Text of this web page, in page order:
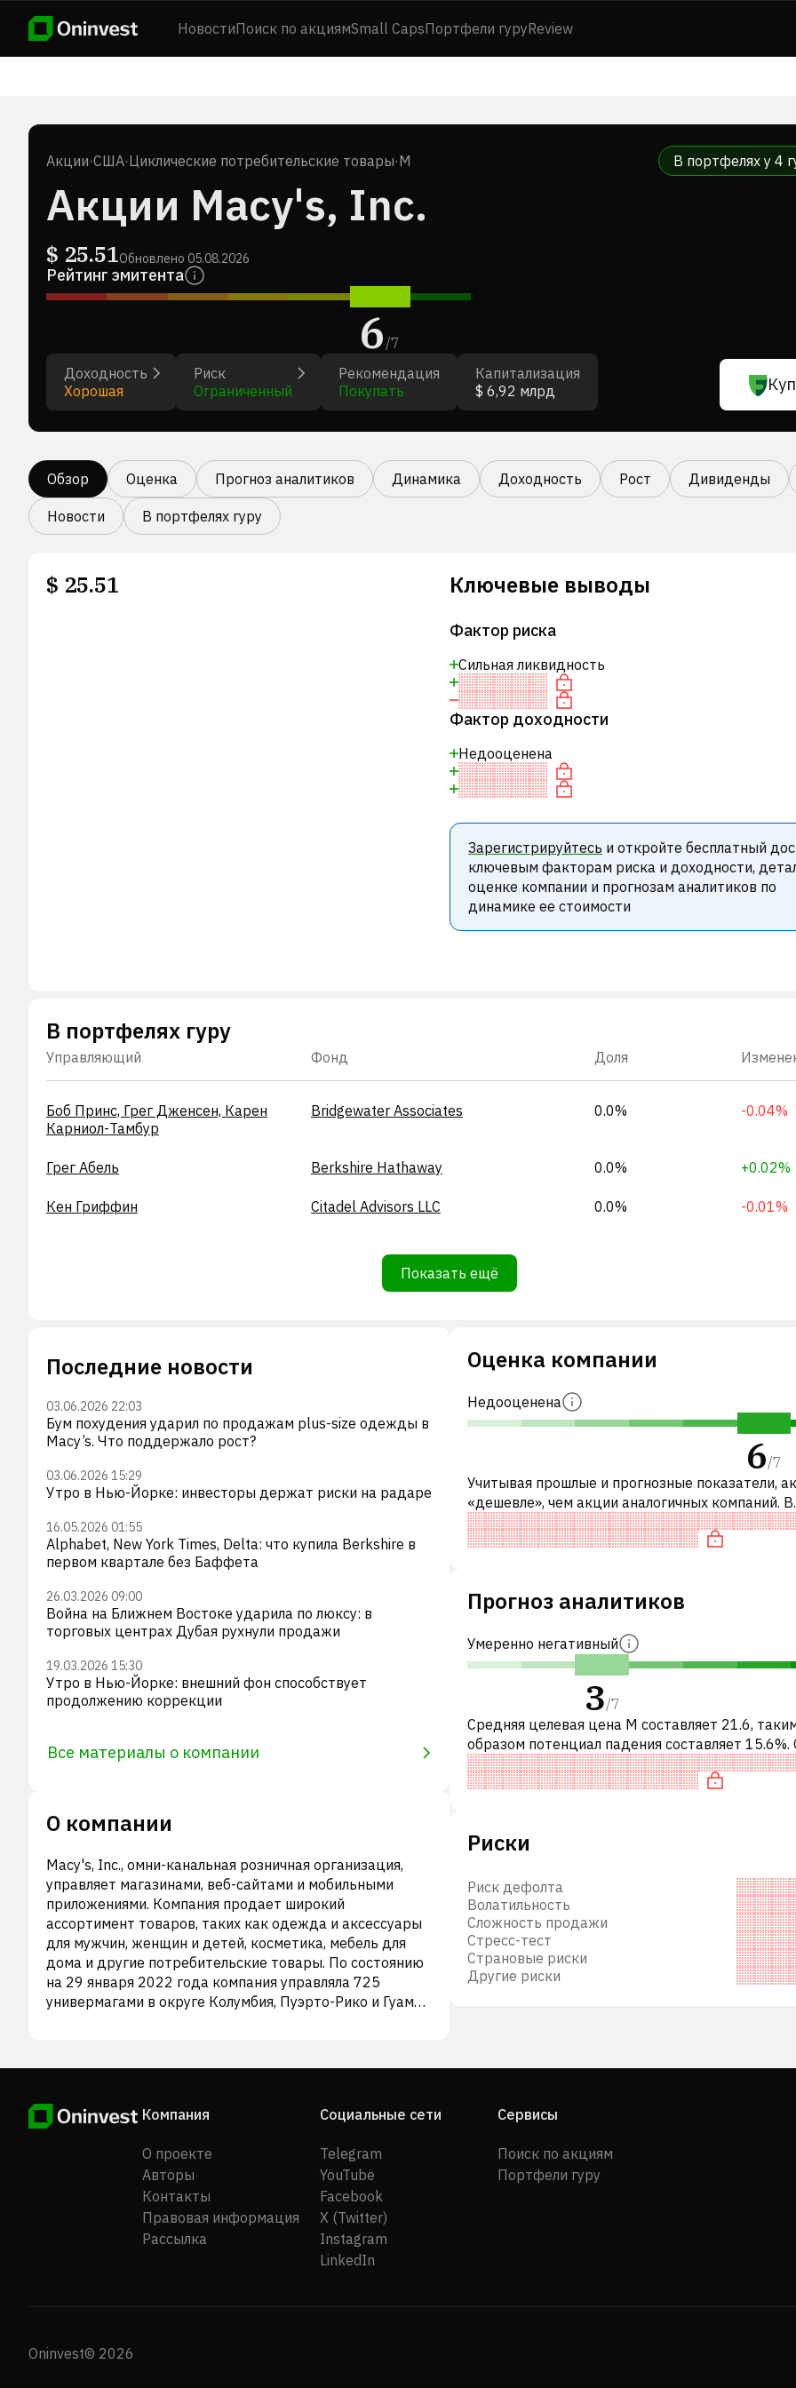
НовостиПоиск по акциямSmall CapsПортфели гуруReview
Акции·США·Циклические потребительские товары·M В портфелях у 4
Акции Macy's, Inc.
$ 25.51Обновлено 05.08.2026
Рейтинг эмитента
6/7
Доходность
Хорошая
Риск
Ограниченный
Рекомендация
Покупать
Капитализация
$ 6,92 млрд
Обзор Оценка Прогноз аналитиков Динамика Доходность Рост Дивиденды
Новости В портфелях гуру
$ 25.51 Ключевые выводы
Фактор риска
Сильная ликвидность
Фактор доходности
Недооценена
Зарегистрируйтесь и откройте бесплатный
ключевым факторам риска и доходности,
оценке компании и прогнозам аналитиков по
динамике ее стоимости
В портфелях гуру
Управляющий Фонд Доля
Боб Принс, Грег Дженсен, Карен
Карниол-Тамбур
Bridgewater Associates 0.0% -0.04%
Грег Абель Berkshire Hathaway 0.0% +0.02%
Кен Гриффин Citadel Advisors LLC 0.0% -0.01%
Показать ещё
Последние новости
03.06.2026 22:03
Бум похудения ударил по продажам plus-size одежды в
Macy’s. Что поддержало рост?
03.06.2026 15:29
Утро в Нью-Йорке: инвесторы держат риски на радаре
16.05.2026 01:55
Alphabet, New York Times, Delta: что купила Berkshire в
первом квартале без Баффета
26.03.2026 09:00
Война на Ближнем Востоке ударила по люксу: в
торговых центрах Дубая рухнули продажи
19.03.2026 15:30
Утро в Нью-Йорке: внешний фон способствует
продолжению коррекции
Все материалы о компании
О компании
Macy's, Inc., омни-канальная розничная организация,
управляет магазинами, веб-сайтами и мобильными
приложениями. Компания продает широкий
ассортимент товаров, таких как одежда и аксессуары
для мужчин, женщин и детей, косметика, мебель для
дома и другие потребительские товары. По состоянию
на 29 января 2022 года компания управляла 725
универмагами в округе Колумбия, Пуэрто-Рико и Гуаме
Компания также занимается розничной торговлей
известна как Federated Department Stores, Inc. и
сменила свое название на Macy's, Inc. в июне 2007 года.
Компания Macy's, Inc. была основана в 1830 году и
базируется в Нью-Йорке, штат Нью-Йорк.
Оценка компании
Недооценена
6/7
Учитывая прошлые и прогнозные показатели,
«дешевле», чем акции аналогичных компаний. В
частности, акция компании недооценена по P/E,
«дешевая» по EV/EBITDA и недооц
Прогноз аналитиков
Умеренно негативный
3/7
Средняя целевая цена M составляет 21.6,
образом потенциал падения составляет
это означает рекомендацию «ПРОДАВАТЬ»
инвестиционных компаний или р
Риски
Риск дефолта
Волатильность
Сложность продажи
Стресс-тест
Страновые риски
Другие риски
Компания
О проекте
Авторы
Контакты
Правовая информация
Рассылка
Социальные сети
Telegram
YouTube
Facebook
X (Twitter)
Instagram
LinkedIn
Сервисы
Поиск по акциям
Портфели гуру
Oninvest© 2026